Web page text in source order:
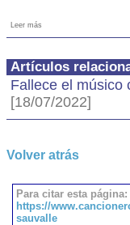
Leer más
Artículos
Fallece el músico
[18/07/2022]
Volver atrás
Para citar esta página:
https://
sauvalle